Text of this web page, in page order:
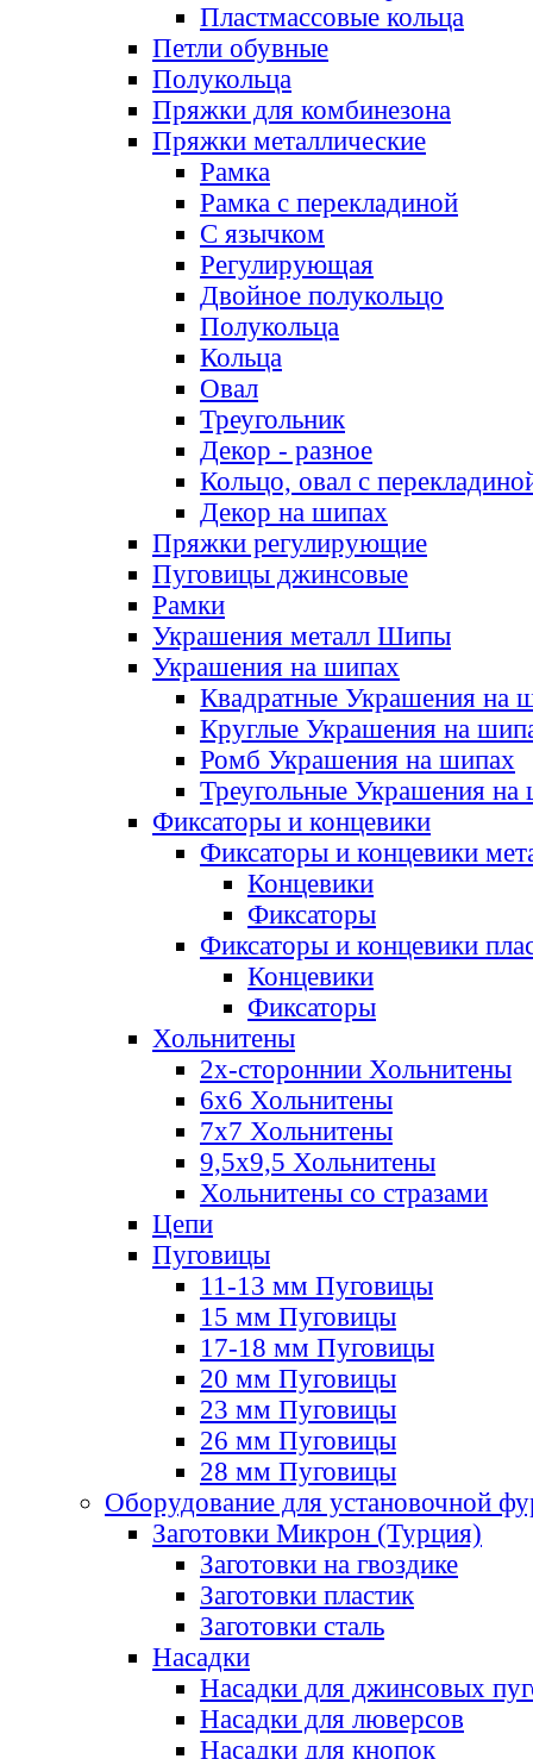
Пластмассовые кольца
Петли обувные
Полукольца
Пряжки для комбинезона
Пряжки металлические
Рамка
Рамка с перекладиной
С язычком
Регулирующая
Двойное полукольцо
Полукольца
Кольца
Овал
Треугольник
Декор - разное
Кольцо, овал с
Декор на шипах
Пряжки регулирующие
Пуговицы джинсовые
Рамки
Украшения металл Шипы
Украшения на шипах
Квадратные Украшения на
Круглые Украшения на
Ромб Украшения на шипах
Треугольные Украшения на
Фиксаторы и концевики
Фиксаторы и концевики
Концевики
Фиксаторы
Фиксаторы и концевики
Концевики
Фиксаторы
Хольнитены
2х-стороннии Хольнитены
6х6 Хольнитены
7х7 Хольнитены
9,5х9,5 Хольнитены
Хольнитены со стразами
Цепи
Пуговицы
11-13 мм Пуговицы
15 мм Пуговицы
17-18 мм Пуговицы
20 мм Пуговицы
23 мм Пуговицы
26 мм Пуговицы
28 мм Пуговицы
Оборудование для установочной
Заготовки Микрон (Турция)
Заготовки на гвоздике
Заготовки пластик
Заготовки сталь
Насадки
Насадки для джинсовых
Насадки для люверсов
Насадки для кнопок